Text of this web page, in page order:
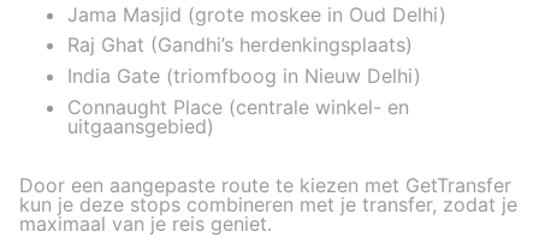
Jama Masjid (grote moskee in Oud Delhi)
Raj Ghat (Gandhi’s herdenkingsplaats)
India Gate (triomfboog in Nieuw Delhi)
Connaught Place (centrale winkel- en
uitgaansgebied)
Door een aangepaste route te kiezen met GetTransfer
kun je deze stops combineren met je transfer, zodat je
maximaal van je reis geniet.